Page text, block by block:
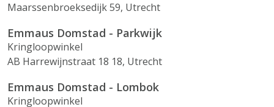
Maarssenbroeksedijk 59, Utrecht
Emmaus Domstad - Parkwijk
Kringloopwinkel
AB Harrewijnstraat 18 18, Utrecht
Emmaus Domstad - Lombok
Kringloopwinkel